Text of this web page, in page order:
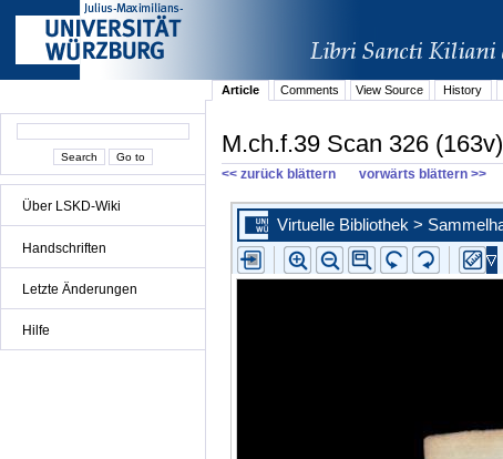
Über LSKD-Wiki
Handschriften
Letzte Änderungen
Hilfe
Article
Comments View Source History
M.ch.f.39 Scan 326 (163v)
<< zurück blättern vorwärts blättern >>